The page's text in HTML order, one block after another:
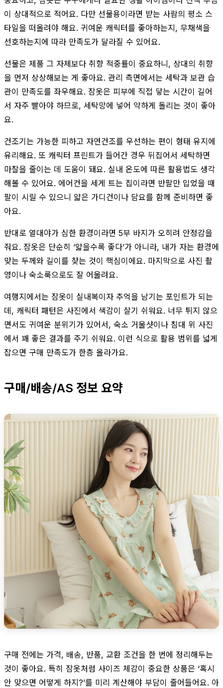
이 상대적으로 적어요. 다만 선물용이라면 받는 사람의 평소 스
타일을 떠올려야 해요. 귀여운 캐릭터를 좋아하는지, 무채색을
선호하는지에 따라 만족도가 달라질 수 있어요.
선물은 제품 그 자체보다 취향 적중률이 중요하니, 상대의 취향
을 먼저 상상해보는 게 좋아요. 관리 측면에서는 세탁과 보관 습
관이 만족도를 좌우해요. 잠옷은 피부에 직접 닿는 시간이 길어
서 자주 빨아야 하므로, 세탁망에 넣어 약하게 돌리는 것이 좋아
요.
건조기는 가능한 피하고 자연건조를 우선하는 편이 형태 유지에
유리해요. 또 캐릭터 프린트가 들어간 경우 뒤집어서 세탁하면
마찰을 줄이는 데 도움이 돼요. 실내 온도에 따른 활용법도 생각
해볼 수 있어요. 에어컨을 세게 트는 집이라면 반팔만 입었을 때
팔이 시릴 수 있으니 얇은 가디건이나 담요를 함께 준비하면 좋
아요.
반대로 열대야가 심한 환경이라면 5부 바지가 오히려 안정감을
줘요. 잠옷은 단순히 ‘얇을수록 좋다’가 아니라, 내가 자는 환경에
맞는 두께와 길이를 찾는 것이 핵심이에요. 마지막으로 사진 촬
영이나 숙소룩으로도 잘 어울려요.
여행지에서는 잠옷이 실내복이자 추억을 남기는 포인트가 되는
데, 캐릭터 패턴은 사진에서 색감이 살기 쉬워요. 너무 튀지 않으
면서도 귀여운 분위기가 있어서, 숙소 거울샷이나 침대 위 사진
에서 꽤 좋은 결과를 주기 쉬워요. 이런 식으로 활용 범위를 넓게
잡으면 구매 만족도가 한층 올라가요.
구매/배송/AS 정보 요약
구매 전에는 가격, 배송, 반품, 교환 조건을 한 번에 정리해두는
것이 좋아요. 특히 잠옷처럼 사이즈 체감이 중요한 상품은 ‘혹시
안 맞으면 어떻게 하지?’를 미리 계산해야 부담이 줄어들어요. 아